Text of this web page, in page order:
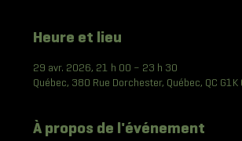
Heure et lieu
29 avr. 2026, 21 h 00 – 23 h 30
Québec, 380 Rue Dorchester, Québec, QC G1K
À propos de l'événement